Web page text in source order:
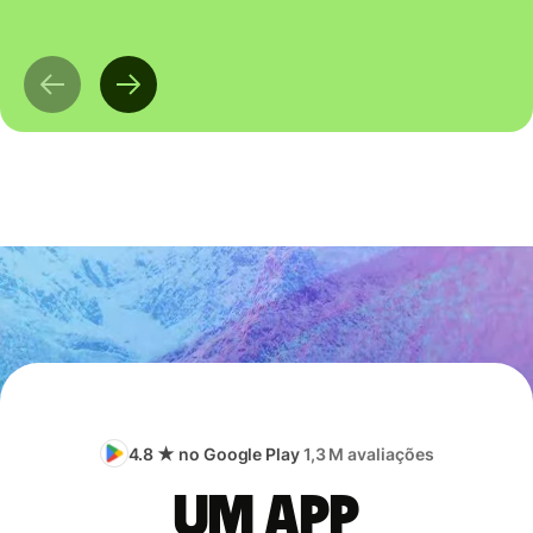
4.8 ★ no Google Play1,3 M avaliações
Um app